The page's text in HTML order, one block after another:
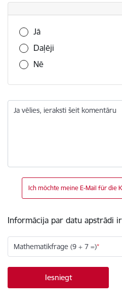
Vai šī informācija bija
Jā
Daļēji
Nē
Ja vēlies, ieraksti šeit komentāru
Ich möchte meine E-Mail für die
Informācija par datu apstrādi
Mathematikfrage (9 + 7 =)